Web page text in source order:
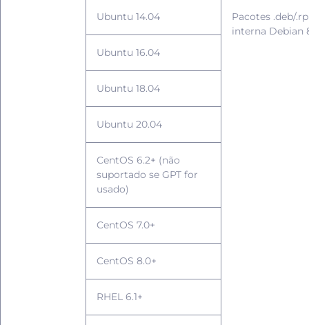
Ubuntu 14.04
Pacotes .deb/
interna Debian
Ubuntu 16.04
Ubuntu 18.04
Ubuntu 20.04
CentOS 6.2+ (não
suportado se GPT for
usado)
CentOS 7.0+
CentOS 8.0+
RHEL 6.1+